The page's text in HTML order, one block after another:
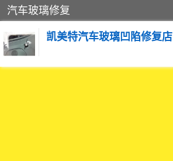
汽车玻璃修复
凯美特汽车玻璃凹陷修复店